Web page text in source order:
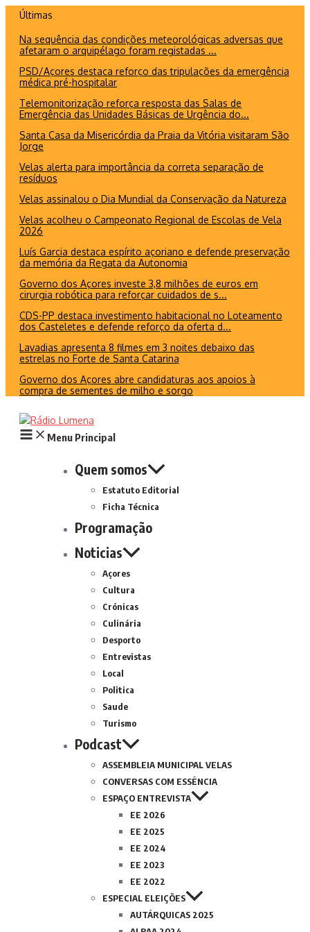
conteúdo
Últimas
Na sequência das condições meteorológicas adversas que
afetaram o arquipélago foram registadas ...
PSD/Açores destaca reforço das tripulações da emergência
médica pré-hospitalar
Telemonitorização reforça resposta das Salas de
Emergência das Unidades Básicas de Urgência do...
Santa Casa da Misericórdia da Praia da Vitória visitaram São
Jorge
Velas alerta para importância da correta separação de
resíduos
Velas assinalou o Dia Mundial da Conservação da Natureza
Velas acolheu o Campeonato Regional de Escolas de Vela
2026
Luís Garcia destaca espírito açoriano e defende preservação
da memória da Regata da Autonomia
Governo dos Açores investe 3,8 milhões de euros em
cirurgia robótica para reforçar cuidados de s...
CDS-PP destaca investimento habitacional no Loteamento
dos Casteletes e defende reforço da oferta d...
Lavadias apresenta 8 filmes em 3 noites debaixo das
estrelas no Forte de Santa Catarina
Governo dos Açores abre candidaturas aos apoios à
compra de sementes de milho e sorgo
Menu Principal
Quem somos
Estatuto Editorial
Ficha Técnica
Programação
Noticias
Açores
Cultura
Crónicas
Culinária
Desporto
Entrevistas
Local
Politica
Saude
Turismo
Podcast
ASSEMBLEIA MUNICIPAL VELAS
CONVERSAS COM ESSÊNCIA
ESPAÇO ENTREVISTA
EE 2026
EE 2025
EE 2024
EE 2023
EE 2022
ESPECIAL ELEIÇÕES
AUTÁRQUICAS 2025